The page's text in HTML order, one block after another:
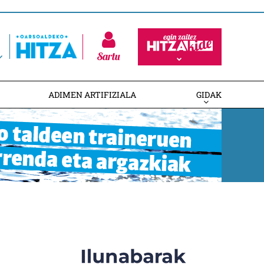
Sartu
ADIMEN ARTIFIZIALA GIDAK